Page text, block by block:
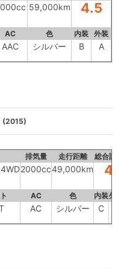
59,000km 4.5
AC 色 内装 外装
AAC シルバー B A
(2015)
排気量 走行距離 総合評
2000cc49,000km 4
AC 色 内装外
AC シルバー C